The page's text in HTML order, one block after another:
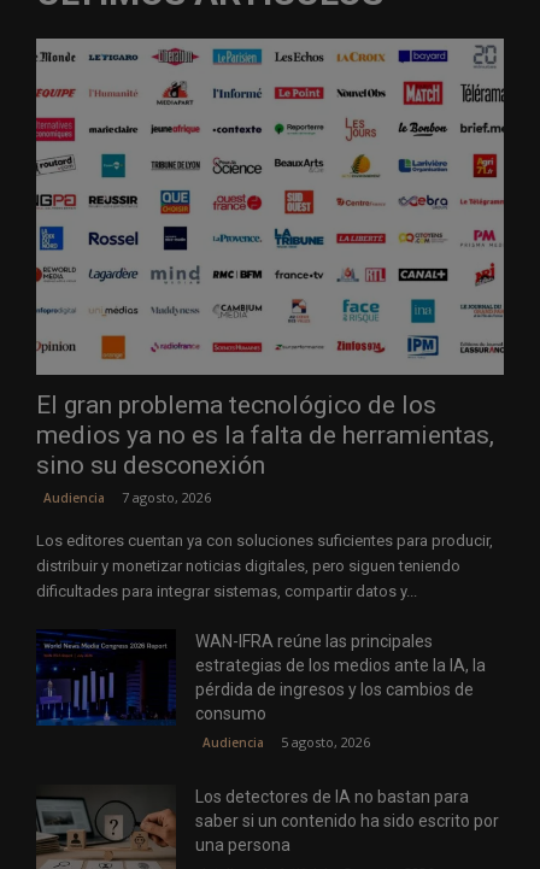
El gran problema tecnológico de los
medios ya no es la falta de herramientas,
sino su desconexión
Audiencia 7 agosto, 2026
Los editores cuentan ya con soluciones suficientes para producir,
distribuir y monetizar noticias digitales, pero siguen teniendo
dificultades para integrar sistemas, compartir datos y...
WAN-IFRA reúne las principales
estrategias de los medios ante la IA, la
pérdida de ingresos y los cambios de
consumo
Audiencia 5 agosto, 2026
Los detectores de IA no bastan para
saber si un contenido ha sido escrito por
una persona